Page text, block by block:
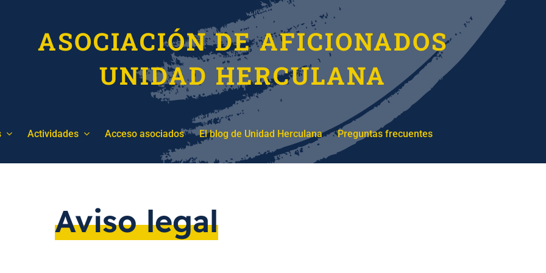
ASOCIACIÓN DE AFICIONADOS
UNIDAD HERCULANA
Actividades Acceso asociados El blog de Unidad Herculana Preguntas frecuentes
Aviso legal